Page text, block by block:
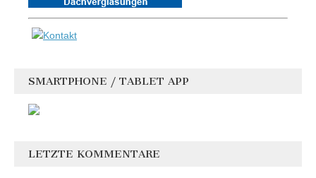
SMARTPHONE / TABLET APP
LETZTE KOMMENTARE